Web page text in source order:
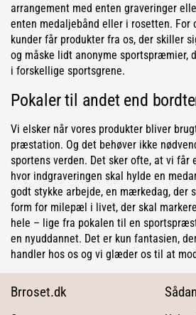
arrangement med enten graveringer
enten medaljebånd eller i rosetten. For
kunder får produkter fra os, der skiller
og måske lidt anonyme sportspræmier,
i forskellige sportsgrene.
Pokaler til andet end
Vi elsker når vores produkter bliver
præstation. Og det behøver ikke
sportens verden. Det sker ofte, at vi får
hvor indgraveringen skal hylde en
godt stykke arbejde, en mærkedag, der
form for milepæl i livet, der skal
hele – lige fra pokalen til en
en nyuddannet. Det er kun fantasien,
handler hos os og vi glæder os til at
Brroset.dk